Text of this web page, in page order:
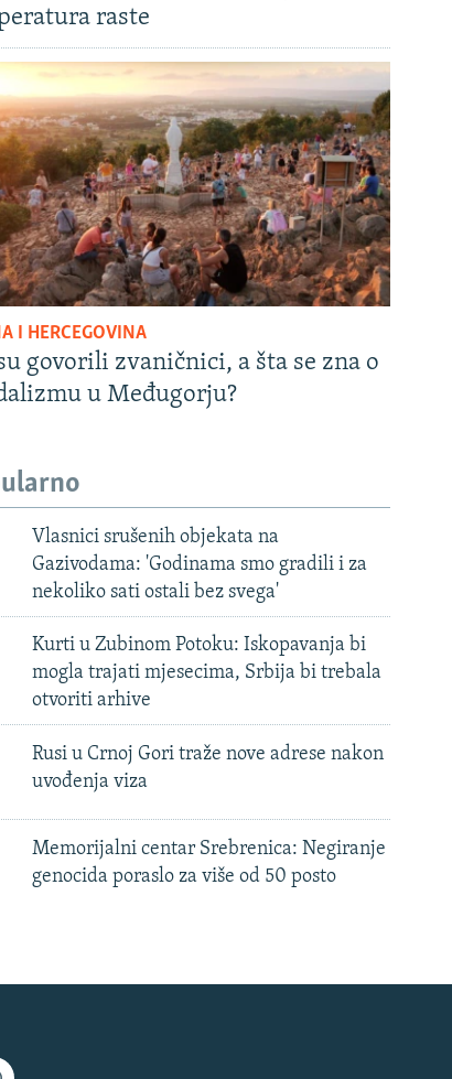
raste
I HERCEGOVINA
govorili zvaničnici, a šta se zna o
u Međugorju?
Vlasnici srušenih objekata na
Gazivodama: 'Godinama smo gradili i za
nekoliko sati ostali bez svega'
Kurti u Zubinom Potoku: Iskopavanja bi
mogla trajati mjesecima, Srbija bi trebala
otvoriti arhive
Rusi u Crnoj Gori traže nove adrese nakon
uvođenja viza
Memorijalni centar Srebrenica: Negiranje
genocida poraslo za više od 50 posto